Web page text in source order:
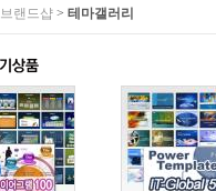
브랜드샵> 테마갤러리